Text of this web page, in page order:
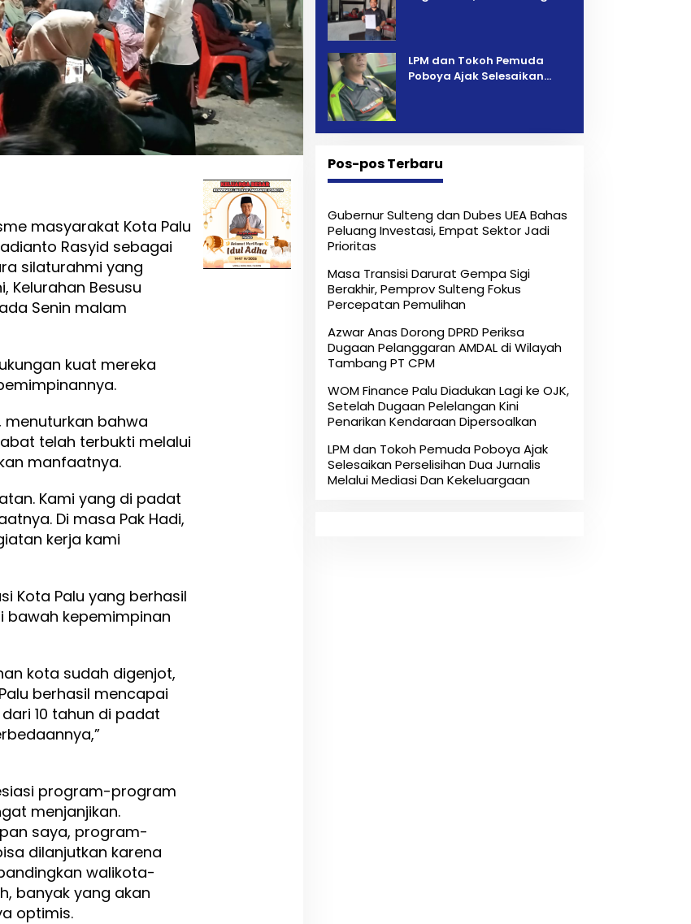
masyarakat Kota Palu
Rasyid sebagai
silaturahmi yang
Kelurahan Besusu
Senin malam
kuat mereka
bahwa
telah terbukti melalui
manfaatnya.
Kami yang di padat
Di masa Pak Hadi,
kerja kami
Kota Palu yang berhasil
bawah kepemimpinan
kota sudah digenjot,
berhasil mencapai
10 tahun di padat
program-program
menjanjikan.
saya, program-
dilanjutkan karena
walikota-
banyak yang akan
optimis.
LPM dan Tokoh Pemuda
Poboya Ajak Selesaikan
Pos-pos Terbaru
Gubernur Sulteng dan Dubes UEA Bahas
Peluang Investasi, Empat Sektor Jadi
Prioritas
Masa Transisi Darurat Gempa Sigi
Berakhir, Pemprov Sulteng Fokus
Percepatan Pemulihan
Azwar Anas Dorong DPRD Periksa
Dugaan Pelanggaran AMDAL di Wilayah
Tambang PT CPM
‎WOM Finance Palu Diadukan Lagi ke OJK,
Setelah Dugaan Pelelangan Kini
Penarikan Kendaraan Dipersoalkan ‎
LPM dan Tokoh Pemuda Poboya Ajak
Selesaikan Perselisihan Dua Jurnalis
Melalui Mediasi Dan Kekeluargaan